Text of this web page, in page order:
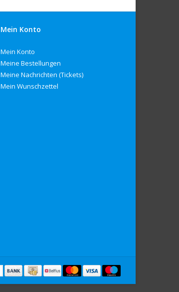
Mein Konto
Mein Konto
Meine Bestellungen
Meine Nachrichten (Tickets)
Mein Wunschzettel